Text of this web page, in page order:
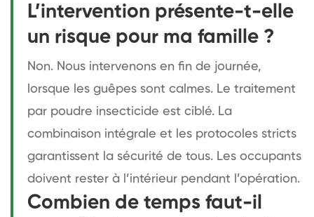
L’intervention présente-t-elle
un risque pour ma famille ?
Non. Nous intervenons en fin de journée,
lorsque les guêpes sont calmes. Le traitement
par poudre insecticide est ciblé. La
combinaison intégrale et les protocoles stricts
garantissent la sécurité de tous. Les occupants
doivent rester à l’intérieur pendant l’opération.
Combien de temps faut-il